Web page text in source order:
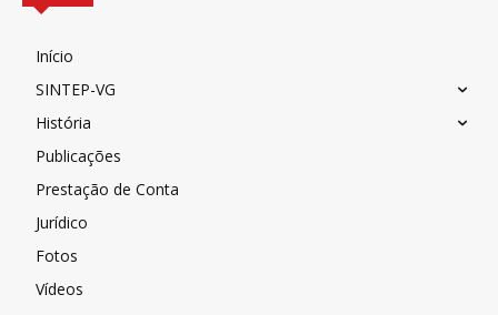
Início
SINTEP-VG
História
Publicações
Prestação de Conta
Jurídico
Fotos
Vídeos